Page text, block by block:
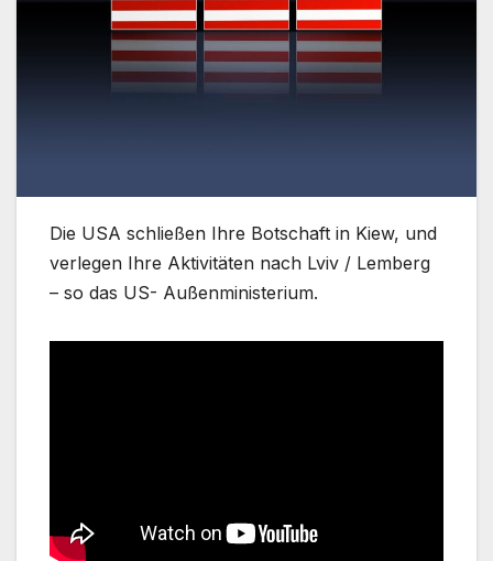
Die USA schließen Ihre Botschaft in Kiew, und
verlegen Ihre Aktivitäten nach Lviv / Lemberg
– so das US- Außenministerium.